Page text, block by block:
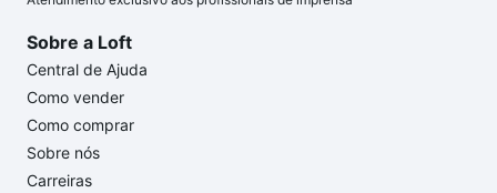
Sobre a Loft
Central de Ajuda
Como vender
Como comprar
Sobre nós
Carreiras